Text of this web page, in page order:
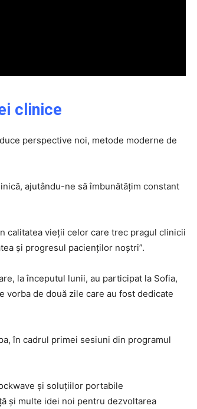
clinice
perspective noi, metode moderne de
ajutându-ne să îmbunătățim constant
calitatea vieții celor care trec pragul clinicii
și progresul pacienților noștri”.
la începutul lunii, au participat la Sofia,
vorba de două zile care au fost dedicate
în cadrul primei sesiuni din programul
și soluțiilor portabile
și multe idei noi pentru dezvoltarea